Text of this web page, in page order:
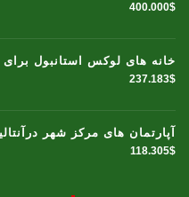
400.000$
خانه های لوکس استانبول
237.183$
آپارتمان های مرکز شهر
118.305$